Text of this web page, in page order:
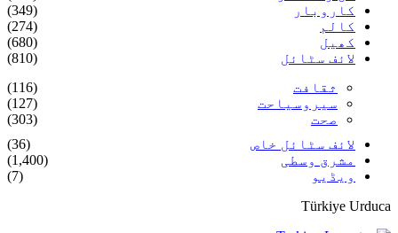
کاروبار
(349)
کالم
(274)
کھیل
(680)
لائف سٹائل
(810)
ثقافت
(116)
سیروسیاحت
(127)
صحت
(303)
لائف سٹائل خاص
(36)
مشرق وسطی
(1,400)
ویڈیو
(7)
Türkiye Urduca